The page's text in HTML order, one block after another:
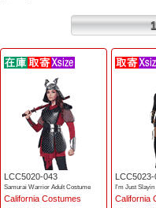
LCC5020-043
Samurai Warrior Adult Costume
California Costumes
I'm Just
California